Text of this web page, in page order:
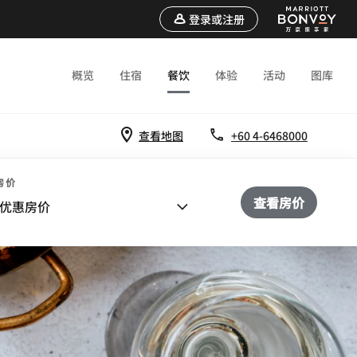
登录或注册
概览 住宿 餐饮 体验 活动 图库
查看地图 +60 4-6468000
价
惠房价 查看房价